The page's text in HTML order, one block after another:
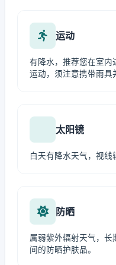
运动
有降水，推荐您在室内
运动，须注意携带雨具
太阳镜
白天有降水天气，视
防晒
属弱紫外辐射天气，长
间的防晒护肤品。